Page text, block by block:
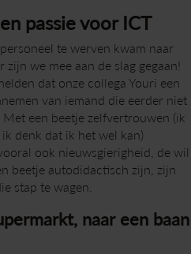
passie voor ICT
te werven kwam naar
we mee aan de slag gegaan!
dat onze collega Youri een
van iemand die eerder niet
een beetje zelfvertrouwen (ik
denk dat ik het wel kan)
ook nieuwsgierigheid, de wil
beetje autodidactisch zijn, zijn
stap te wagen.
naar een baan